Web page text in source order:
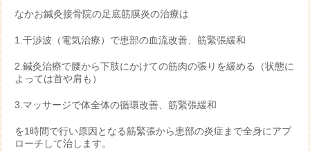
なかお鍼灸接骨院の足底筋膜炎の治療は
1.干渉波（電気治療）で患部の血流改善、筋緊張緩和
2.鍼灸治療で腰から下肢にかけての筋肉の張りを緩める（状態に
よっては首や肩も）
3.マッサージで体全体の循環改善、筋緊張緩和
を1時間で行い原因となる筋緊張から患部の炎症まで全身にアプ
ローチして治します。